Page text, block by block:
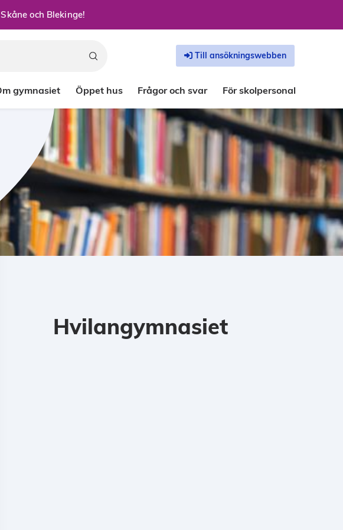
och Blekinge!
gymnasiet Öppet hus Frågor och svar För skolpersonal
Till ansökningswebben
Hvilangymnasiet